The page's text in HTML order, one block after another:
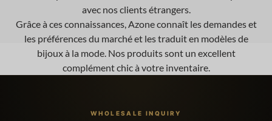
avec nos clients étrangers.
Grâce à ces connaissances, Azone connaît les demandes et
les préférences du marché et les traduit en modèles de
bijoux à la mode. Nos produits sont un excellent
complément chic à votre inventaire.
WHOLESALE INQUIRY